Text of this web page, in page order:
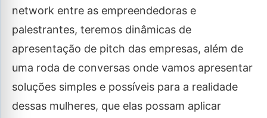
network entre as empreendedoras e
palestrantes, teremos dinâmicas de
apresentação de pitch das empresas, além de
uma roda de conversas onde vamos apresentar
soluções simples e possíveis para a realidade
dessas mulheres, que elas possam aplicar